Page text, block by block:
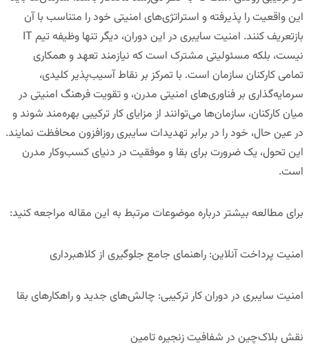
این واقعیت را پذیرفته و استراتژی‌های امنیتی خود را متناسب با آن
بازتعریف کنند. امنیت سایبری در این دوران، دیگر تنها وظیفه تیم IT
نیست، بلکه مسئولیتی مشترک است که نیازمند تعهد و همکاری
تمامی کارکنان سازمان است. با تمرکز بر نقاط آسیب‌پذیر کلیدی،
سرمایه‌گذاری بر فناوری‌های امنیتی مدرن، و تقویت فرهنگ امنیتی در
میان کارکنان، سازمان‌ها می‌توانند از مزایای کار ترکیبی بهره‌مند شوند و
در عین حال، خود را در برابر تهدیدات سایبری روزافزون محافظت نمایند.
این تحول، یک ضرورت برای بقا و موفقیت در دنیای کسب‌وکار مدرن
است.
برای مطالعه بیشتر درباره موضوعات مرتبط به این مقاله مراجعه کنید:
امنیت پرداخت آنلاین: راهنمای جامع جلوگیری از کلاهبرداری
امنیت سایبری در دوران کار ترکیبی: چالش‌های جدید و راهکارهای بقا
نقش بلاک‌چین در شفافیت زنجیره تامین